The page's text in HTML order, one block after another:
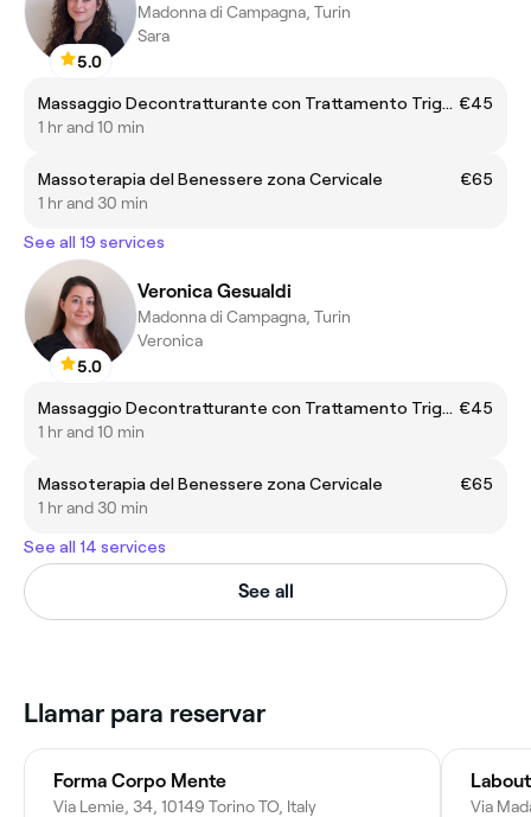
5.0
Madonna di Campagna, Turin
Sara
Massaggio Decontratturante con Trattamento Trigger Point €45
1 hr and 10 min
Massoterapia del Benessere zona Cervicale
€65
1 hr and 30 min
See all 19 services
5.0
Veronica Gesualdi
Madonna di Campagna, Turin
Veronica
Massaggio Decontratturante con Trattamento Trigger Point €45
1 hr and 10 min
Massoterapia del Benessere zona Cervicale
€65
1 hr and 30 min
See all 14 services
See all
Llamar para reservar
Forma Corpo Mente
Via Lemie, 34, 10149 Torino TO, Italy
Via